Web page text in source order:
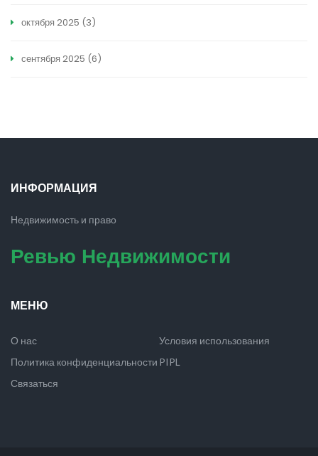
октября 2025 (3)
сентября 2025 (6)
ИНФОРМАЦИЯ
Недвижимость и право
Ревью Недвижимости
МЕНЮ
О нас
Условия использования
Политика конфиденциальности PIPL
Связаться